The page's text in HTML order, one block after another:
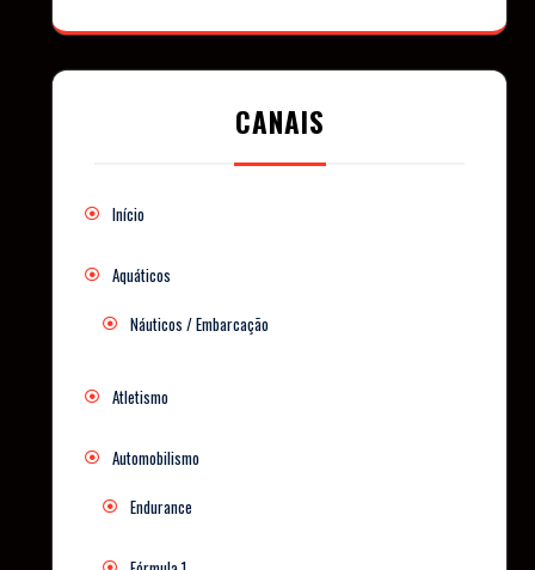
CANAIS
Início
Aquáticos
Náuticos / Embarcação
Atletismo
Automobilismo
Endurance